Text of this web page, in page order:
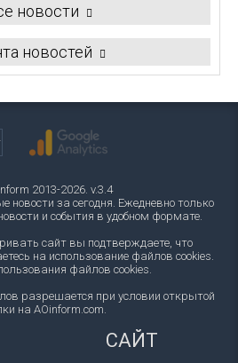
новости
новостей
2013-2026. v.3.4
новости за сегодня. Ежедневно только
и события в удобном формате.
сайт вы подтверждаете, что
на использование файлов cookies.
файлов cookies.
разрешается при условии открытой
на AOinform.com.
САЙТ